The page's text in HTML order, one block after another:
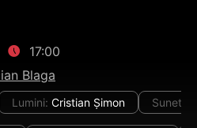
󱑃 17:00
Blaga
Lumini: Cristian Șimon Sunet